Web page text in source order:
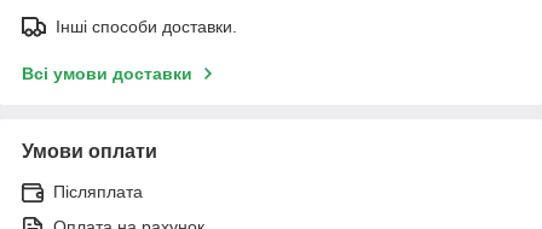
Інші способи доставки.
Всі умови доставки
Умови оплати
Післяплата